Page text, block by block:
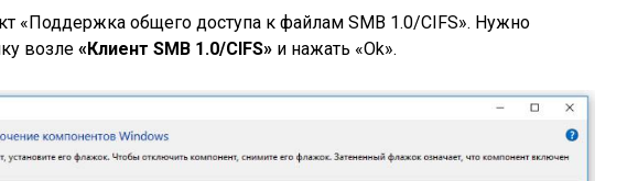
«Поддержка общего доступа к файлам SMB 1.0/CIFS». Нужно
возле «Клиент SMB 1.0/CIFS» и нажать «Ok».